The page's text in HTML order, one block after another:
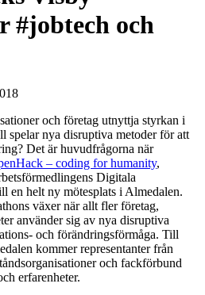
#jobtech och
och företag utnyttja styrkan i
spelar nya disruptiva metoder för att
Det är huvudfrågorna när
– coding for humanity,
Digitala
en helt ny mötesplats i Almedalen.
växer när allt fler företag,
använder sig av nya disruptiva
och förändringsförmåga. Till
kommer representanter från
och fackförbund
erfarenheter.